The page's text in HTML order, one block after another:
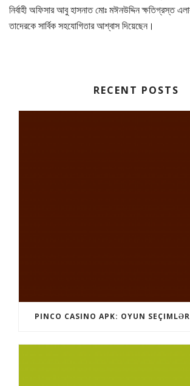
নির্বাহী অফিসার আবু হাসনাত মোঃ মঈনউদ্দিন ক্ষতিগ্রস্ত
তাদেরকে সার্বিক সহযোগিতার আশ্বাস দিয়েছেন।
RECENT POSTS
PINCO CASINO APK: OYUN